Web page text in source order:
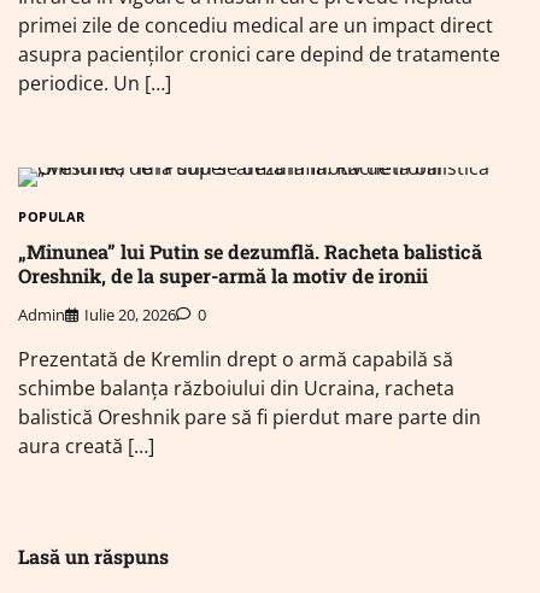
primei zile de concediu medical are un impact direct
asupra pacienților cronici care depind de tratamente
periodice. Un […]
POPULAR
„Minunea” lui Putin se dezumflă. Racheta balistică
Oreshnik, de la super-armă la motiv de ironii
Admin Iulie 20, 2026 0
Prezentată de Kremlin drept o armă capabilă să
schimbe balanța războiului din Ucraina, racheta
balistică Oreshnik pare să fi pierdut mare parte din
aura creată […]
Lasă un răspuns